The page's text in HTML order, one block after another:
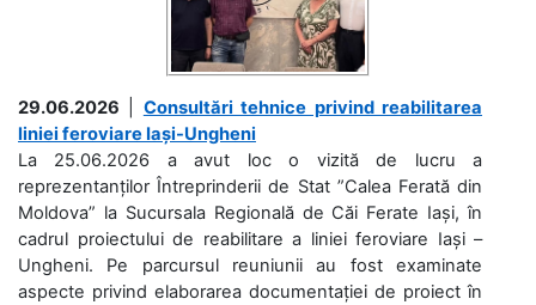
29.06.2026
Consultări tehnice privind reabilitarea
liniei feroviare Iași-Ungheni
La 25.06.2026 a avut loc o vizită de lucru a
reprezentanților Întreprinderii de Stat ”Calea Ferată din
Moldova” la Sucursala Regională de Căi Ferate Iași, în
cadrul proiectului de reabilitare a liniei feroviare Iași –
Ungheni. Pe parcursul reuniunii au fost examinate
aspecte privind elaborarea documentației de proiect în